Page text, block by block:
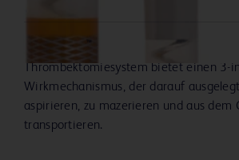
Das Aspirex
Thrombektomiesystem bietet einen 3-
Wirkmechanismus, der darauf
aspirieren, zu mazerieren und aus dem
transportieren.